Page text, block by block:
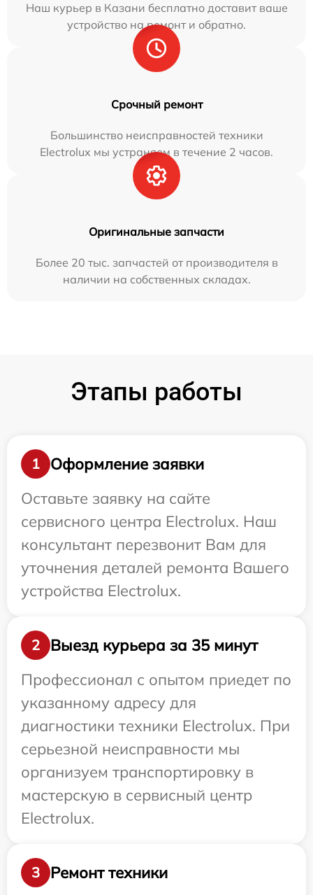
Наш курьер в Казани бесплатно доставит ваше
устройство на ремонт и обратно.
Срочный ремонт
Большинство неисправностей техники
Electrolux мы устраняем в течение 2 часов.
Оригинальные запчасти
Более 20 тыс. запчастей от производителя в
наличии на собственных складах.
Этапы работы
1
Оформление заявки
Оставьте заявку на сайте
сервисного центра Electrolux. Наш
консультант перезвонит Вам для
уточнения деталей ремонта Вашего
устройства Electrolux.
2
Выезд курьера за 35 минут
Профессионал с опытом приедет по
указанному адресу для
диагностики техники Electrolux. При
серьезной неисправности мы
организуем транспортировку в
мастерскую в сервисный центр
Electrolux.
3 Ремонт техники